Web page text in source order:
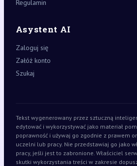
Regulamin
Asystent AI
Zaloguj się
Załóż konto
Szukaj
Tekst wygenerowany przez sztuczną
edytować i wykorzystywać jako materiał
poprawność i używaj go zgodnie z prawem
uczelni lub pracy. Nie przedstawiaj go jako
pracy, jeśli jest to zabronione. Właściciel
skutki wykorzystania treści w zakresie